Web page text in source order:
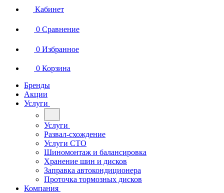
Кабинет
0 Сравнение
0 Избранное
0 Корзина
Бренды
Акции
Услуги
Услуги
Развал-схождение
Услуги СТО
Шиномонтаж и балансировка
Хранение шин и дисков
Заправка автокондиционера
Проточка тормозных дисков
Компания